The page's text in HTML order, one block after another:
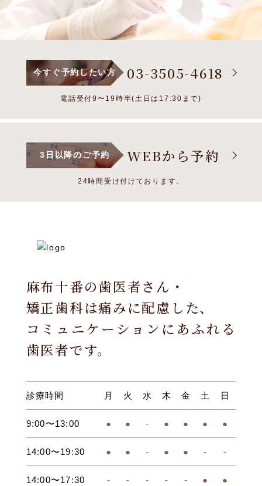
今すぐ予約したい方 03-3505-4618
電話受付9〜19時半(土日は17:30まで)
3日以降のご予約 WEBから予約
24時間受け付けております。
麻布十番の歯医者さん・
矯正歯科は痛みに配慮した、
コミュニケーションにあふれる
歯医者です。
診療時間 月 火 水 木 金 土 日
9:00〜13:00 ● ● - ● ● ● ●
14:00〜19:30 ● ● - ● ● - -
14:00〜17:30 - - - - - ● ●